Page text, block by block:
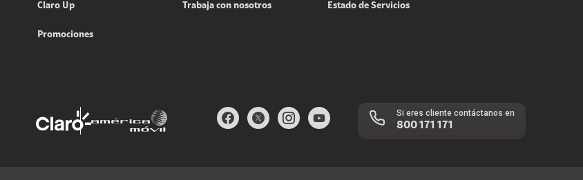
Claro Up
Promociones
Trabaja con nosotros Estado de Servicios
Si eres cliente contáctanos en
800 171 171